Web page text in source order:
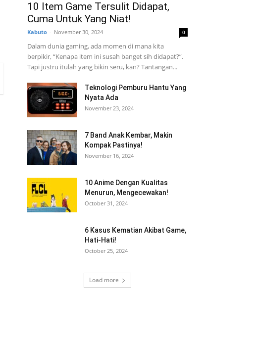
10 Item Game Tersulit Didapat,
Cuma Untuk Yang Niat!
Kabuto - November 30, 2024 0
Dalam dunia gaming, ada momen di mana kita
berpikir, “Kenapa item ini susah banget sih didapat?”.
Tapi justru itulah yang bikin seru, kan? Tantangan...
Teknologi Pemburu Hantu Yang
Nyata Ada
November 23, 2024
7 Band Anak Kembar, Makin
Kompak Pastinya!
November 16, 2024
10 Anime Dengan Kualitas
Menurun, Mengecewakan!
October 31, 2024
6 Kasus Kematian Akibat Game,
Hati-Hati!
October 25, 2024
Load more